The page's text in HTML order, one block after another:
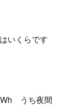
いくらです
うち夜間